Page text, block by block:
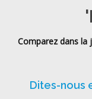
Comparez dans la
Dites-nous